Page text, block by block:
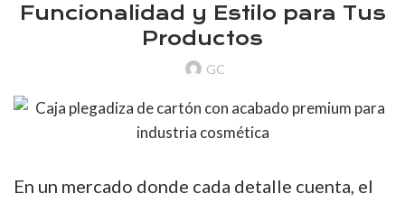
Funcionalidad y Estilo para Tus
Productos
GC
En un mercado donde cada detalle cuenta, el